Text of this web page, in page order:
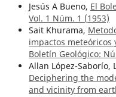
Jesús A Bueno, El
Vol. 1 Núm. 1 (1953)
Sait Khurama,
impactos meteóricos
Boletín Geológico:
Allan López-Saborío,
Deciphering the
and vicinity from